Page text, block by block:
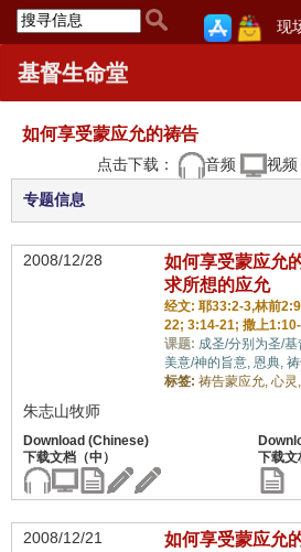
现
基督生命堂
如何享受蒙应允的祷告
点击下载： 音频 视频
专题信息
2008/12/28
如何享受蒙应允
求所想的应允
经文: 耶33:2-3,林前
22; 3:14-21; 撒上
课题: 成圣/分别为圣/
美意/神的旨意, 恩典,
标签: 祷告蒙应允, 心灵,
朱志山牧师
2008/12/21
如何享受蒙应允